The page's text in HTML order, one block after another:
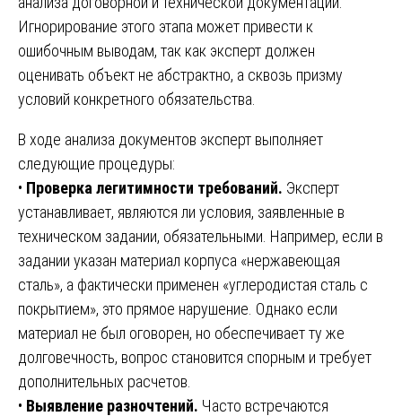
Игнорирование этого этапа может привести к
ошибочным выводам, так как эксперт должен
оценивать объект не абстрактно, а сквозь призму
условий конкретного обязательства.
В ходе анализа документов эксперт выполняет
следующие процедуры:
• Проверка легитимности требований. Эксперт
устанавливает, являются ли условия, заявленные в
техническом задании, обязательными. Например, если в
задании указан материал корпуса «нержавеющая
сталь», а фактически применен «углеродистая сталь с
покрытием», это прямое нарушение. Однако если
материал не был оговорен, но обеспечивает ту же
долговечность, вопрос становится спорным и требует
дополнительных расчетов.
• Выявление разночтений. Часто встречаются